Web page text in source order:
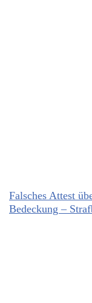
Falsches Attest
Bedeckung –